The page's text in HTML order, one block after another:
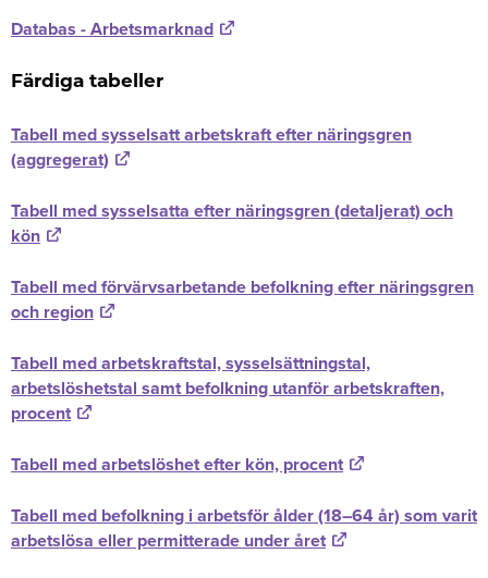
Databas - Arbetsmarknad
Färdiga tabeller
Tabell med sysselsatt arbetskraft efter näringsgren
(aggregerat)
Tabell med sysselsatta efter näringsgren (detaljerat) och
kön
Tabell med förvärvsarbetande befolkning efter näringsgren
och region
Tabell med arbetskraftstal, sysselsättningstal,
arbetslöshetstal samt befolkning utanför arbetskraften,
procent
Tabell med arbetslöshet efter kön, procent
Tabell med befolkning i arbetsför ålder (18–64 år) som varit
arbetslösa eller permitterade under året